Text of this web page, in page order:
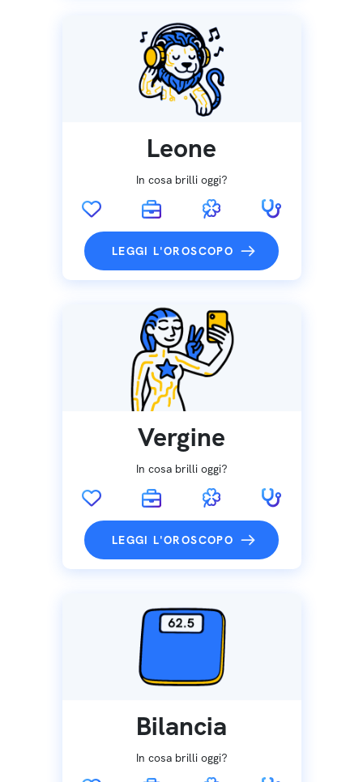
Leone
In cosa brilli oggi?
LEGGI L'OROSCOPO
Vergine
In cosa brilli oggi?
LEGGI L'OROSCOPO
Bilancia
In cosa brilli oggi?